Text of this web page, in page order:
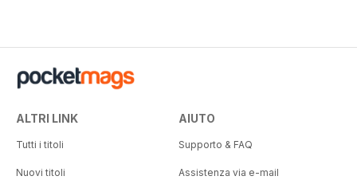
ALTRI LINK
Tutti i titoli
Nuovi titoli
AIUTO
Supporto & FAQ
Assistenza via e-mail